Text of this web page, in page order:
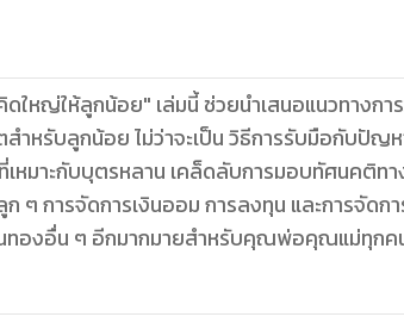
ใหญ่ให้ลูกน้อย" เล่มนี้ ช่วยนำเสนอแนวทางกา
ำหรับลูกน้อย ไม่ว่าจะเป็น วิธีการรับมือกับปัญ
หมาะกับบุตรหลาน เคล็ดลับการมอบทัศนคติทา
ๆ การจัดการเงินออม การลงทุน และการจัดก